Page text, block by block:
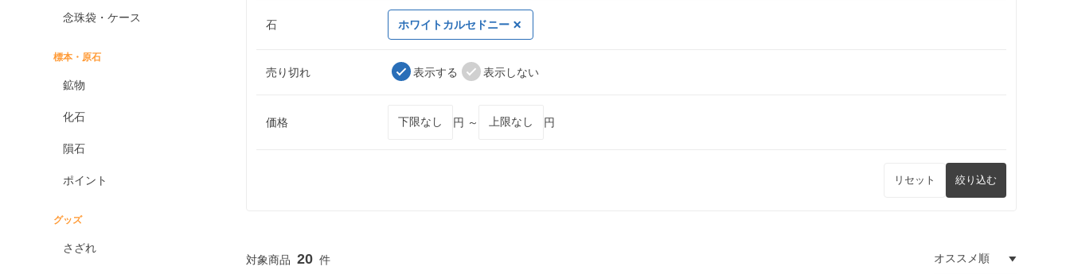
念珠袋・ケース
標本・原石
鉱物
化石
隕石
ポイント
グッズ
さざれ
石 ホワイトカルセドニー
売り切れ 表示する 表示しない
価格 円 ～ 円
リセット 絞り込む
20